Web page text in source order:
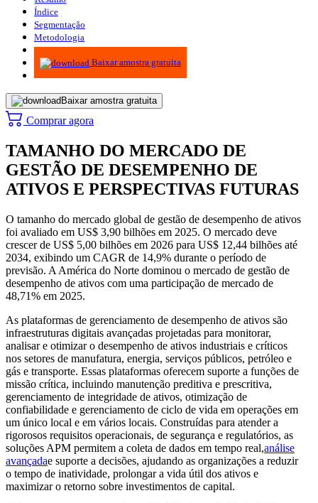
Índice
Segmentação
Metodologia
Infográficos
Baixar amostra gratuita
Baixar amostra gratuita
Comprar agora
TAMANHO DO MERCADO DE
GESTÃO DE DESEMPENHO DE
ATIVOS E PERSPECTIVAS FUTURAS
O tamanho do mercado global de gestão de desempenho de ativos
foi avaliado em US$ 3,90 bilhões em 2025. O mercado deve
crescer de US$ 5,00 bilhões em 2026 para US$ 12,44 bilhões até
2034, exibindo um CAGR de 14,9% durante o período de
previsão. A América do Norte dominou o mercado de gestão de
desempenho de ativos com uma participação de mercado de
48,71% em 2025.
As plataformas de gerenciamento de desempenho de ativos são
infraestruturas digitais avançadas projetadas para monitorar,
analisar e otimizar o desempenho de ativos industriais e críticos
nos setores de manufatura, energia, serviços públicos, petróleo e
gás e transporte. Essas plataformas oferecem suporte a funções de
missão crítica, incluindo manutenção preditiva e prescritiva,
gerenciamento de integridade de ativos, otimização de
confiabilidade e gerenciamento de ciclo de vida em operações em
um único local e em vários locais. Construídas para atender a
rigorosos requisitos operacionais, de segurança e regulatórios, as
soluções APM permitem a coleta de dados em tempo real,análise
avançadae suporte a decisões, ajudando as organizações a reduzir
o tempo de inatividade, prolongar a vida útil dos ativos e
maximizar o retorno sobre investimentos de capital.